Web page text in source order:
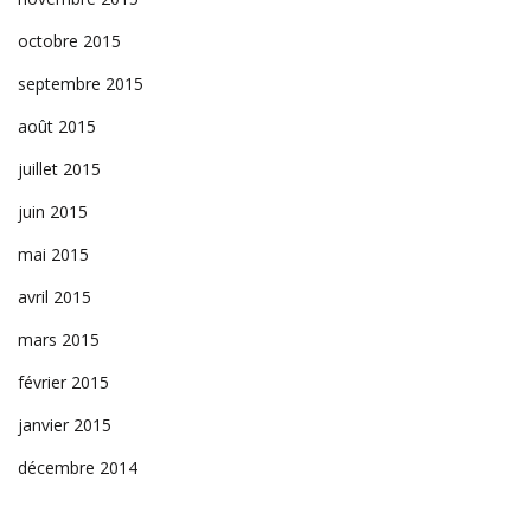
octobre 2015
septembre 2015
août 2015
juillet 2015
juin 2015
mai 2015
avril 2015
mars 2015
février 2015
janvier 2015
décembre 2014